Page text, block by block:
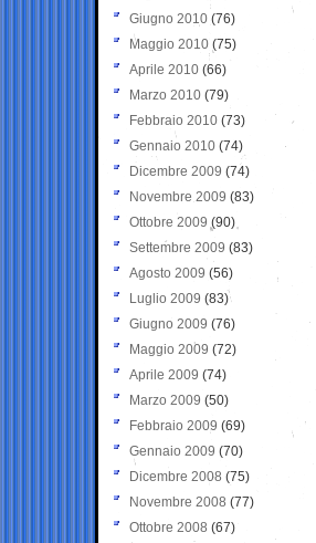
Giugno 2010 (76)
Maggio 2010 (75)
Aprile 2010 (66)
Marzo 2010 (79)
Febbraio 2010 (73)
Gennaio 2010 (74)
Dicembre 2009 (74)
Novembre 2009 (83)
Ottobre 2009 (90)
Settembre 2009 (83)
Agosto 2009 (56)
Luglio 2009 (83)
Giugno 2009 (76)
Maggio 2009 (72)
Aprile 2009 (74)
Marzo 2009 (50)
Febbraio 2009 (69)
Gennaio 2009 (70)
Dicembre 2008 (75)
Novembre 2008 (77)
Ottobre 2008 (67)